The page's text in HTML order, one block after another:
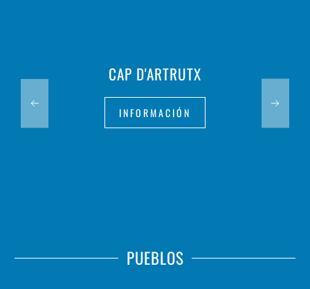
CAP D'ARTRUTX
INFORMACIÓN
PUEBLOS